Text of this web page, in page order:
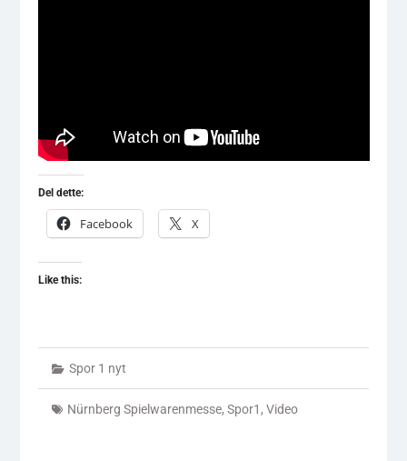
Del dette:
Facebook X
Like this:
Spor 1 nyt
Nürnberg Spielwarenmesse, Spor1 , Video